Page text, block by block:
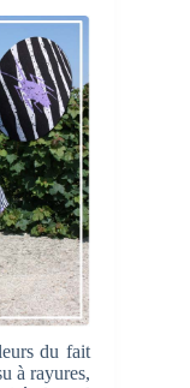
du fait
à rayures,